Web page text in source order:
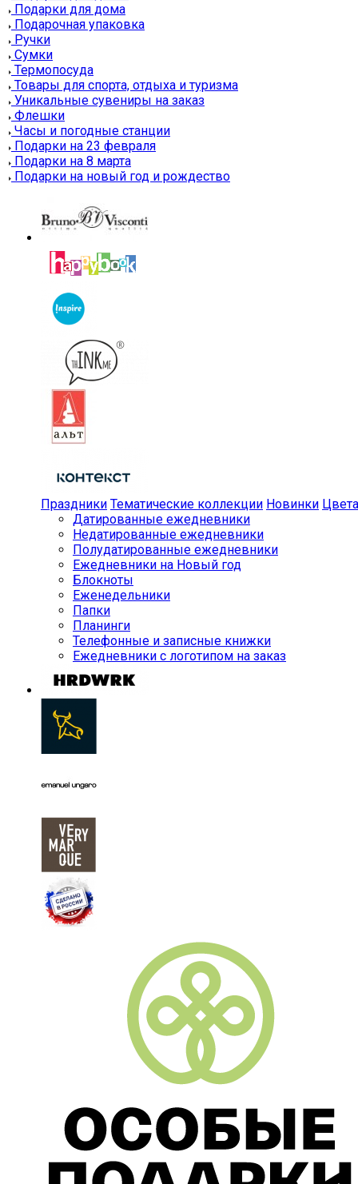
Подарки для дома
Подарочная упаковка
Ручки
Сумки
Термопосуда
Товары для спорта, отдыха и туризма
Уникальные сувениры на заказ
Флешки
Часы и погодные станции
Подарки на 23 февраля
Подарки на 8 марта
Подарки на новый год и рождество
Праздники Тематические коллекции Новинки Цвета
Датированные ежедневники
Недатированные ежедневники
Полудатированные ежедневники
Ежедневники на Новый год
Блокноты
Еженедельники
Папки
Планинги
Телефонные и записные книжки
Ежедневники с логотипом на заказ